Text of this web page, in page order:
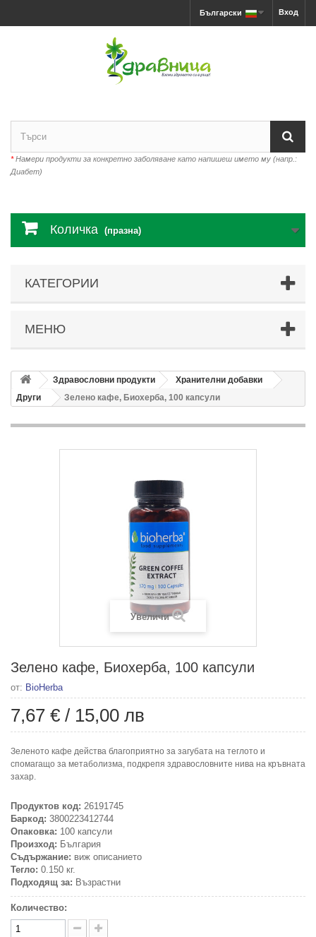
Вход
Български
*Намери продукти за конкретно заболяване като напишеш името му (напр.:
Диабет)
Количка (празна)
КАТЕГОРИИ
МЕНЮ
Здравословни продукти
Хранителни добавки
Други
Зелено кафе, Биохерба, 100 капсули
Увеличи
Зелено кафе, Биохерба, 100 капсули
от: BioHerba
7,67 € / 15,00 лв
Зеленото кафе действа благоприятно за загубата на теглото и
спомагащо за метаболизма, подкрепя здравословните нива на кръвната
захар.
Продуктов код: 26191745
Баркод: 3800223412744
Опаковка: 100 капсули
Произход: България
Съдържание: виж описанието
Тегло: 0.150 кг.
Подходящ за: Възрастни
Количество: